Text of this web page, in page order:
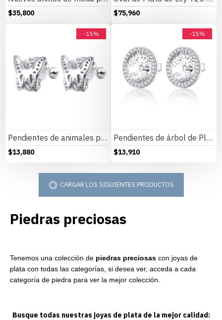
Piedras preciosas
Tenemos una colección de piedras preciosas con joyas de
plata con todas las categorías, si desea ver, acceda a cada
categoría de piedra para ver la mejor colección.
$35,800 $75,960
-15%
Pendientes de animales para mujer, de Plata de Ley 925, simples, de mariposa, joyería fina, regalo de moda en boda
$13,880
-15%
Pendientes de árbol de Plata de Ley 925 para mujer, aretes de árbol de la vida, simples, joyería fina hecha a mano
$13,910
CARGAR LOS SIGUIENTES PRODUCTOS
Busque todas nuestras joyas de plata de la mejor calidad: